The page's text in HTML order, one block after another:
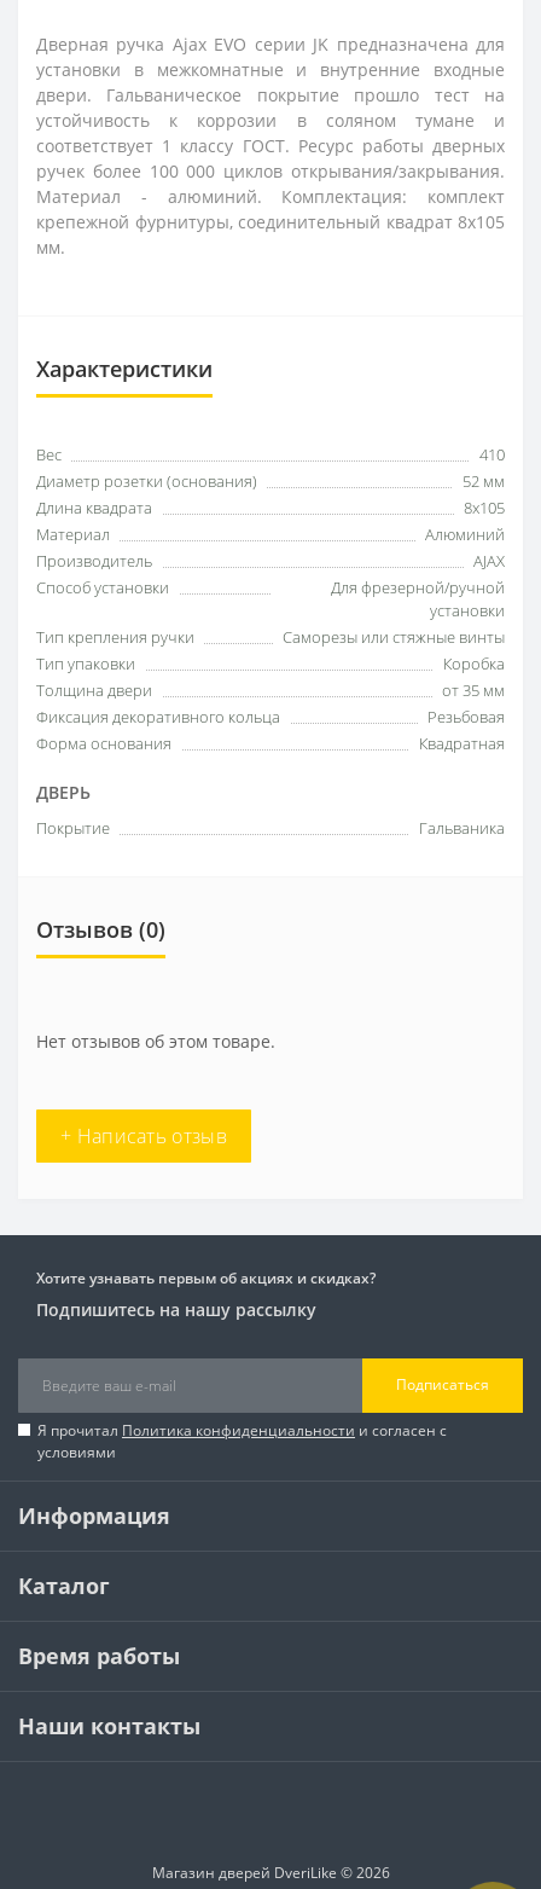
Дверная ручка Ajax EVO серии JK предназначена для
установки в межкомнатные и внутренние входные
двери. Гальваническое покрытие прошло тест на
устойчивость к коррозии в соляном тумане и
соответствует 1 классу ГОСТ. Ресурс работы дверных
ручек более 100 000 циклов открывания/закрывания.
Материал - алюминий. Комплектация: комплект
крепежной фурнитуры, соединительный квадрат 8x105
мм.
Характеристики
Вес
410
Диаметр розетки (основания)
52 мм
Длина квадрата
8x105
Материал
Алюминий
Производитель
AJAX
Способ установки
Для фрезерной/ручной
установки
Тип крепления ручки
Саморезы или стяжные винты
Тип упаковки
Коробка
Толщина двери
от 35 мм
Фиксация декоративного кольца
Резьбовая
Форма основания
Квадратная
ДВЕРЬ
Покрытие Гальваника
Отзывов (0)
Нет отзывов об этом товаре.
+ Написать отзыв
Хотите узнавать первым об акциях и скидках?
Подпишитесь на нашу рассылку
Подписаться
Я прочитал Политика конфиденциальности и согласен с
условиями
Информация
Каталог
Время работы
Наши контакты
Магазин дверей DveriLike © 2026